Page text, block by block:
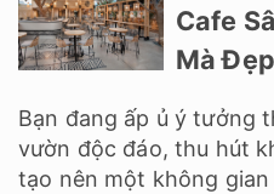
Cafe
Mà Đẹp
Bạn đang ấp ủ ý tưởng
vườn độc đáo, thu hút
tạo nên một không